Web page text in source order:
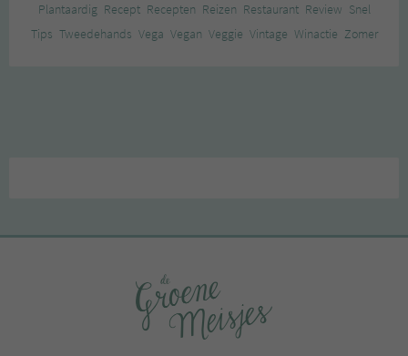
Plantaardig Recept Recepten Reizen Restaurant Review Snel
Tips Tweedehands Vega Vegan Veggie Vintage Winactie Zomer